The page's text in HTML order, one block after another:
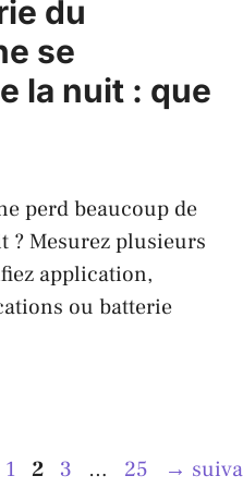
du
se
la nuit : que
perd beaucoup de
? Mesurez plusieurs
application,
ou batterie
Page
1 Page
2 Page
3 … Page
25 →